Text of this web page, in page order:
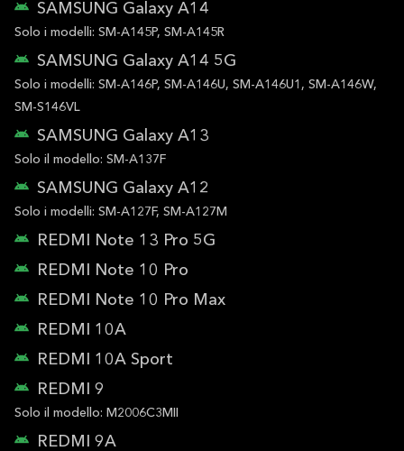
SAMSUNG Galaxy A14
Solo i modelli: SM-A145P, SM-A145R
SAMSUNG Galaxy A14 5G
Solo i modelli: SM-A146P, SM-A146U, SM-A146U1, SM-A146W,
SM-S146VL
SAMSUNG Galaxy A13
Solo il modello: SM-A137F
SAMSUNG Galaxy A12
Solo i modelli: SM-A127F, SM-A127M
REDMI Note 13 Pro 5G
REDMI Note 10 Pro
REDMI Note 10 Pro Max
REDMI 10A
REDMI 10A Sport
REDMI 9
Solo il modello: M2006C3MII
REDMI 9A